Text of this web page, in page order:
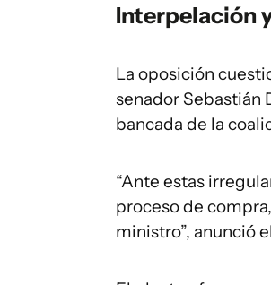
Interpelación
La oposición
senador Sebastián
bancada de la
“Ante estas
proceso de
ministro”, anunció